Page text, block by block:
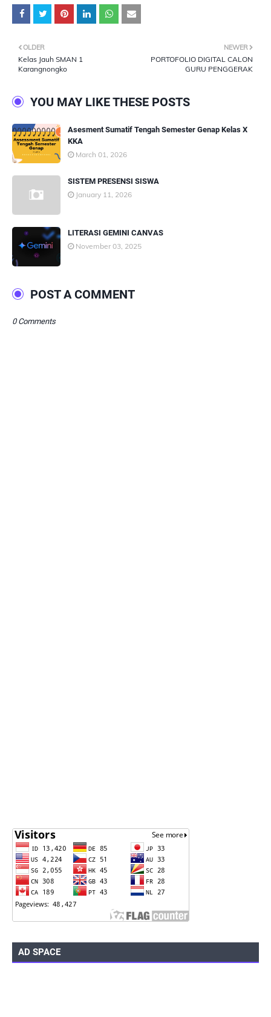
NEWER
PORTOFOLIO DIGITAL CALON
GURU PENGGERAK
OLDER
Kelas Jauh SMAN 1
Karangnongko
YOU MAY LIKE THESE POSTS
Asesment Sumatif Tengah Semester Genap Kelas X
KKA
March 01, 2026
SISTEM PRESENSI SISWA
January 11, 2026
LITERASI GEMINI CANVAS
November 03, 2025
POST A COMMENT
0 Comments
AD SPACE